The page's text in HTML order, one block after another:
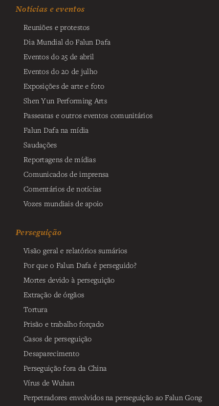
Notícias e eventos
Reuniões e protestos
Dia Mundial do Falun Dafa
Eventos do 25 de abril
Eventos do 20 de julho
Exposições de arte e foto
Shen Yun Performing Arts
Passeatas e outros eventos comunitários
Falun Dafa na mídia
Saudações
Reportagens de mídias
Comunicados de imprensa
Comentários de notícias
Vozes mundiais de apoio
Perseguição
Visão geral e relatórios sumários
Por que o Falun Dafa é perseguido?
Mortes devido à perseguição
Extração de órgãos
Tortura
Prisão e trabalho forçado
Casos de perseguição
Desaparecimento
Perseguição fora da China
Vírus de Wuhan
Perpetradores envolvidos na perseguição ao Falun Gong